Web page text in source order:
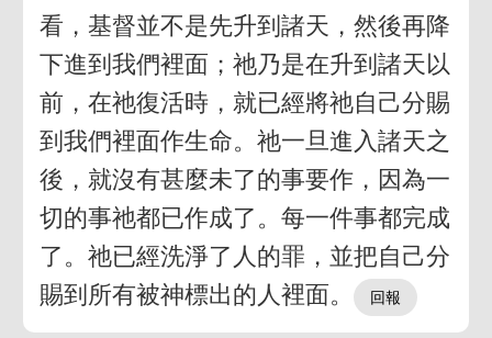
看，基督並不是先升到諸天，然後再降
下進到我們裡面；祂乃是在升到諸天以
前，在祂復活時，就已經將祂自己分賜
到我們裡面作生命。祂一旦進入諸天之
後，就沒有甚麼未了的事要作，因為一
切的事祂都已作成了。每一件事都完成
了。祂已經洗淨了人的罪，並把自己分
賜到所有被神標出的人裡面。